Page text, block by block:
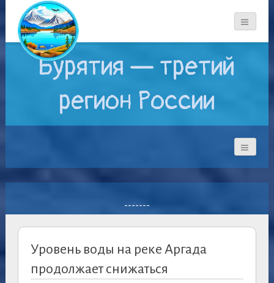
Бурятия — третий
регион России
-------
Уровень воды на реке Аргада
продолжает снижаться